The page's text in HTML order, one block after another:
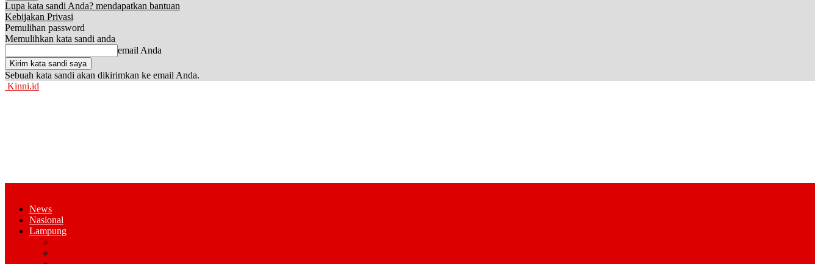
Lupa kata sandi Anda? mendapatkan bantuan
Kebijakan Privasi
Pemulihan password
Memulihkan kata sandi anda
email Anda
Sebuah kata sandi akan dikirimkan ke email Anda.
Kinni.id
News
Nasional
Lampung